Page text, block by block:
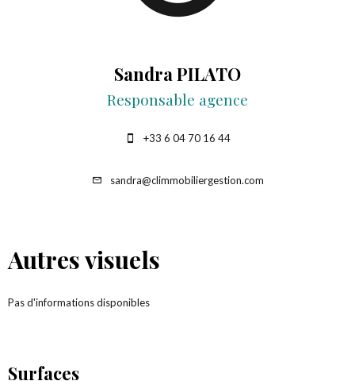
Sandra PILATO
Responsable agence
+33 6 04 70 16 44
sandra@climmobiliergestion.com
Autres visuels
Pas d'informations disponibles
Surfaces